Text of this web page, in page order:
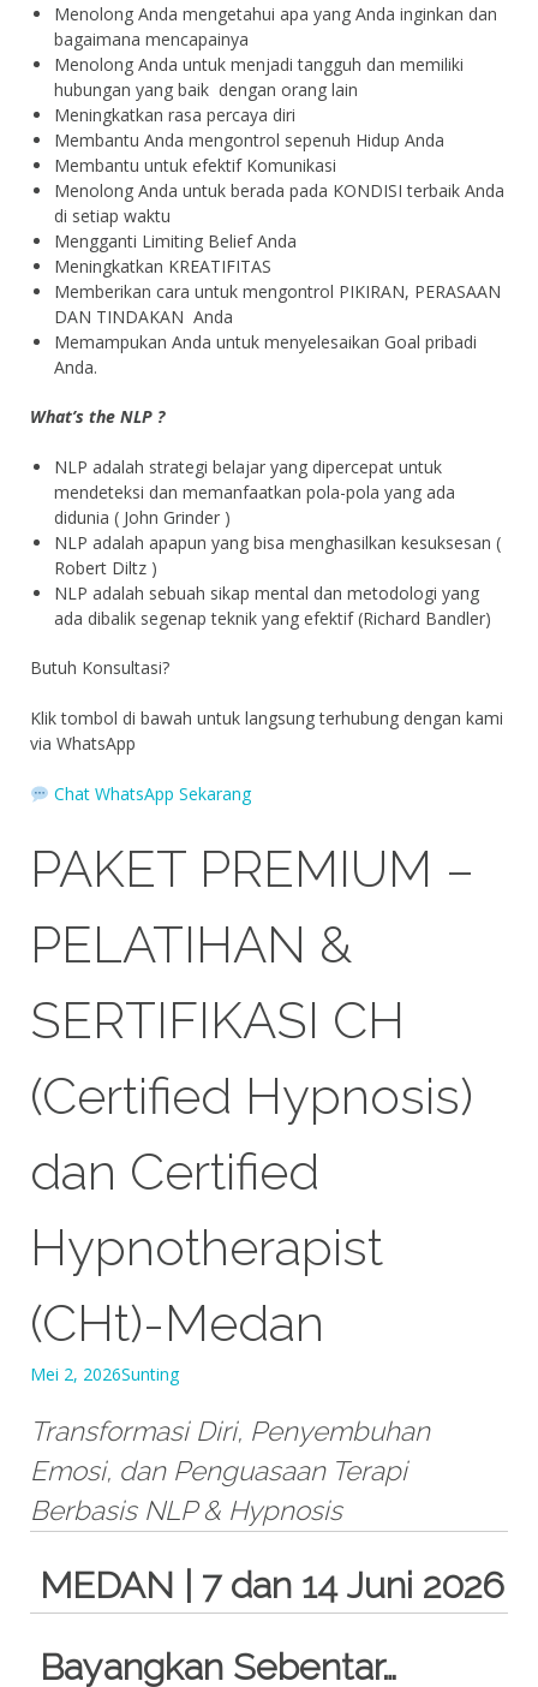
Menolong Anda mengetahui apa yang Anda inginkan dan
bagaimana mencapainya
Menolong Anda untuk menjadi tangguh dan memiliki
hubungan yang baik dengan orang lain
Meningkatkan rasa percaya diri
Membantu Anda mengontrol sepenuh Hidup Anda
Membantu untuk efektif Komunikasi
Menolong Anda untuk berada pada KONDISI terbaik Anda
di setiap waktu
Mengganti Limiting Belief Anda
Meningkatkan KREATIFITAS
Memberikan cara untuk mengontrol PIKIRAN, PERASAAN
DAN TINDAKAN Anda
Memampukan Anda untuk menyelesaikan Goal pribadi
Anda.
What’s the NLP ?
NLP adalah strategi belajar yang dipercepat untuk
mendeteksi dan memanfaatkan pola-pola yang ada
didunia ( John Grinder )
NLP adalah apapun yang bisa menghasilkan kesuksesan (
Robert Diltz )
NLP adalah sebuah sikap mental dan metodologi yang
ada dibalik segenap teknik yang efektif (Richard Bandler)
Butuh Konsultasi?
Klik tombol di bawah untuk langsung terhubung dengan kami
via WhatsApp
Chat WhatsApp Sekarang
PAKET PREMIUM –
PELATIHAN &
SERTIFIKASI CH
(Certified Hypnosis)
dan Certified
Hypnotherapist
(CHt)-Medan
Mei 2, 2026Sunting
Transformasi Diri, Penyembuhan
Emosi, dan Penguasaan Terapi
Berbasis NLP & Hypnosis
MEDAN | 7 dan 14 Juni 2026
Bayangkan Sebentar…